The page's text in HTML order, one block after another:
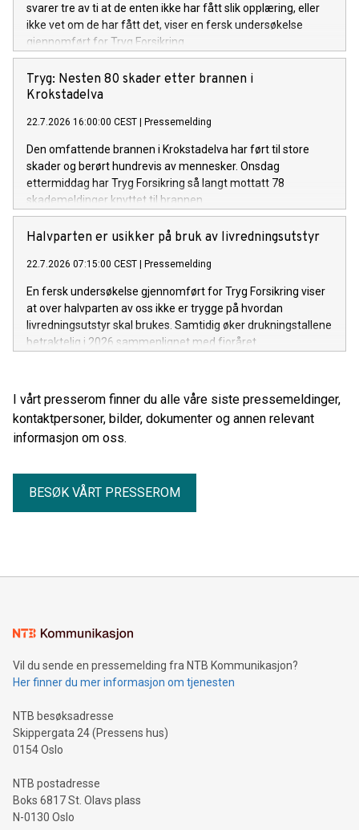
svarer tre av ti at de enten ikke har fått slik opplæring, eller
ikke vet om de har fått det, viser en fersk undersøkelse
gjennomført for Tryg Forsikring.
Tryg: Nesten 80 skader etter brannen i
Krokstadelva
22.7.2026 16:00:00 CEST Pressemelding
Den omfattende brannen i Krokstadelva har ført til store
skader og berørt hundrevis av mennesker. Onsdag
ettermiddag har Tryg Forsikring så langt mottatt 78
skademeldinger knyttet til brannen.
Halvparten er usikker på bruk av livredningsutstyr
22.7.2026 07:15:00 CEST Pressemelding
En fersk undersøkelse gjennomført for Tryg Forsikring viser
at over halvparten av oss ikke er trygge på hvordan
livredningsutstyr skal brukes. Samtidig øker drukningstallene
betraktelig i 2026 sammenlignet med fjoråret.
I vårt presserom finner du alle våre siste pressemeldinger,
kontaktpersoner, bilder, dokumenter og annen relevant
informasjon om oss.
BESØK VÅRT PRESSEROM
Vil du sende en pressemelding fra NTB Kommunikasjon?
Her finner du mer informasjon om tjenesten
NTB besøksadresse
Skippergata 24 (Pressens hus)
0154 Oslo
NTB postadresse
Boks 6817 St. Olavs plass
N-0130 Oslo